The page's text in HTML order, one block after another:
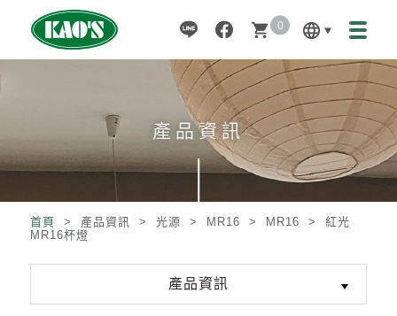
language
shopping_cart 0
產品資訊
首頁 > 產品資訊 > 光源 > MR16 > MR16 > 紅光
MR16杯燈
產品資訊